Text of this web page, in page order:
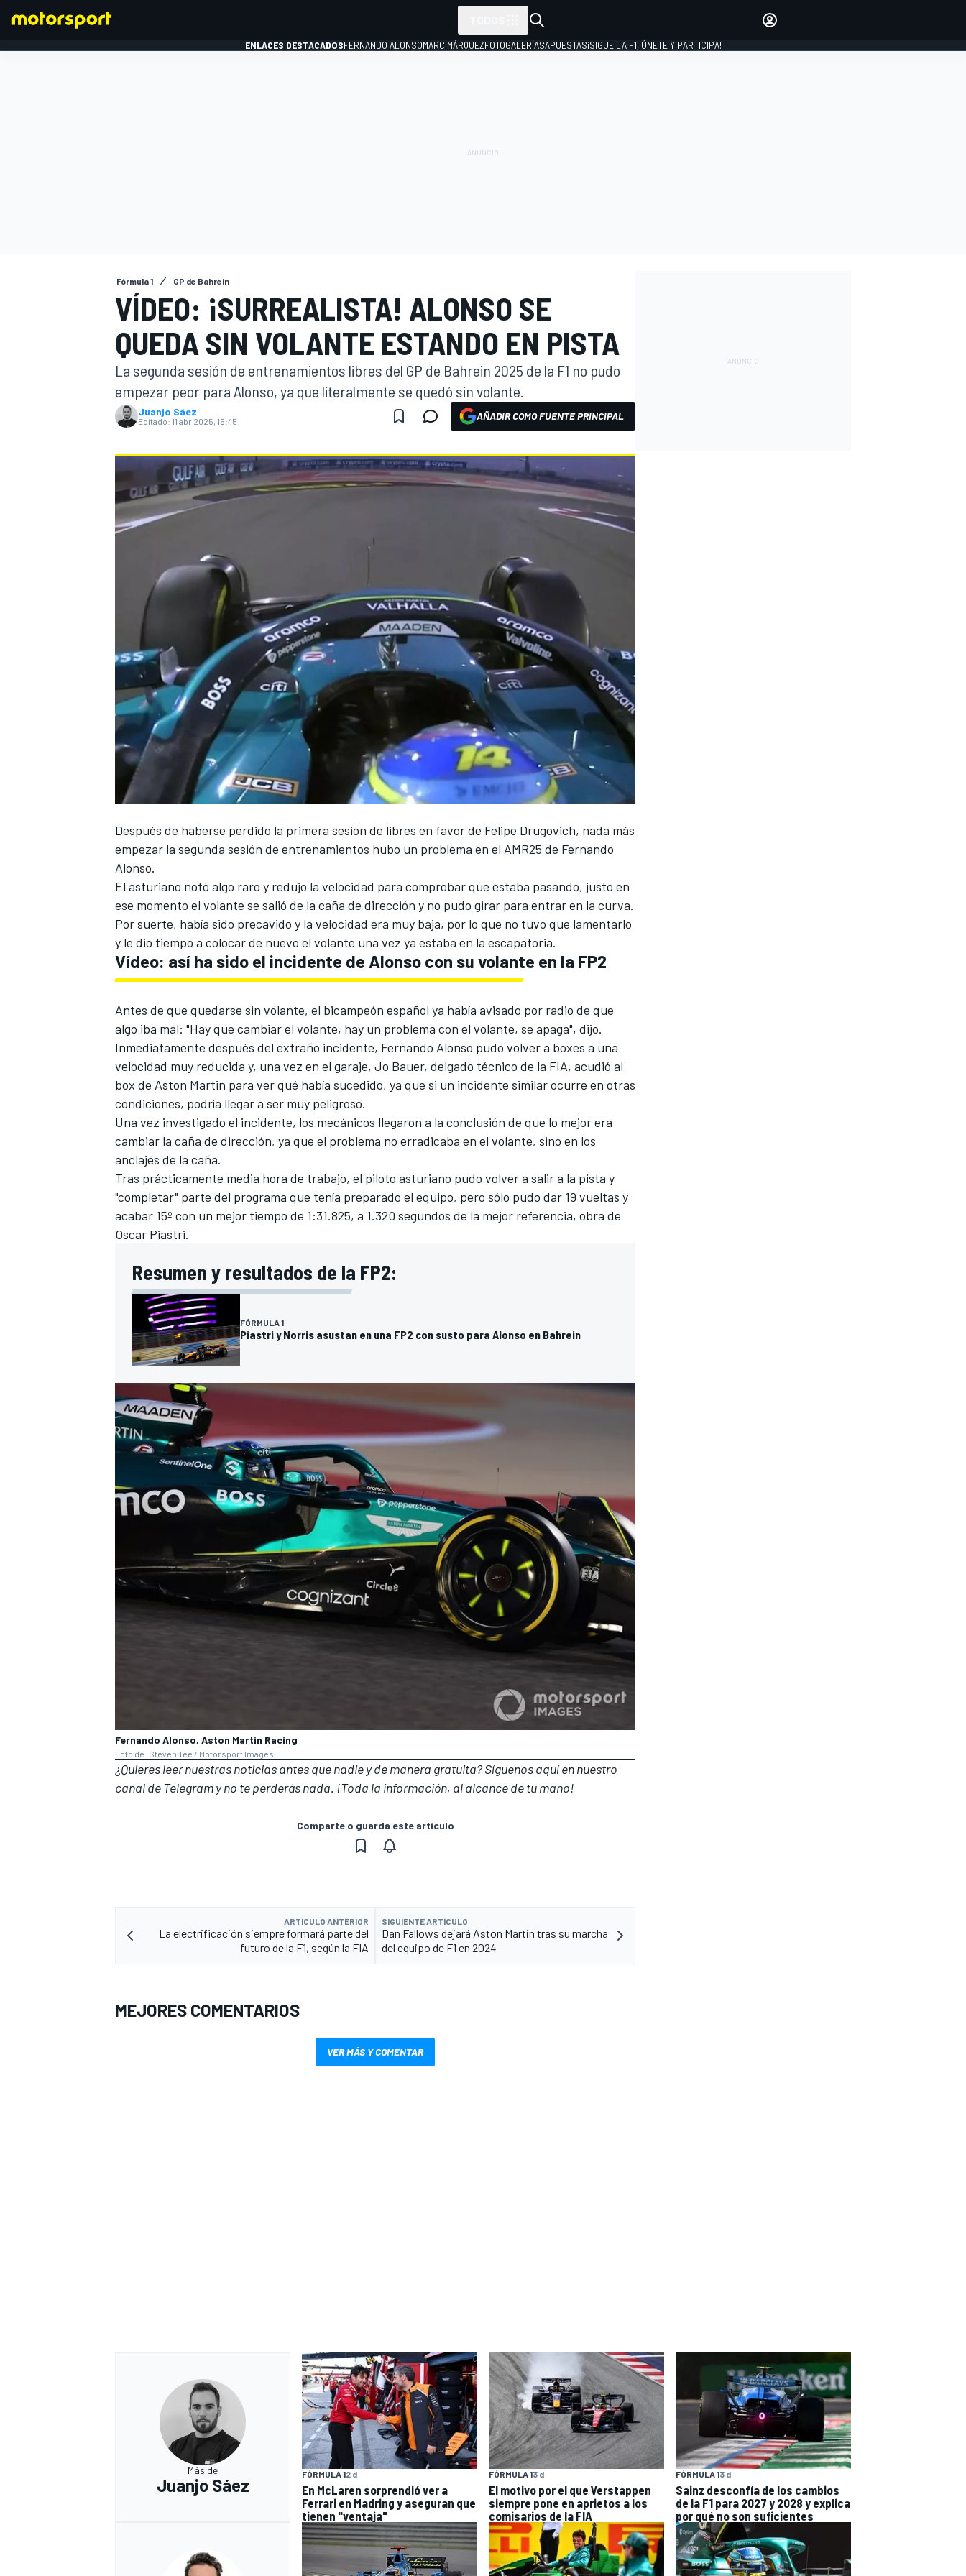
INDYCAR
ENLACES DESTACADOSFERNANDO ALONSOMARC MÁRQUEZFOTOGALERÍASAPUESTAS¡SIGUE LA F1, ÚNETE Y PARTICIPA!
Fórmula 1 GP de Bahrein
VÍDEO: ¡SURREALISTA! ALONSO SE
QUEDA SIN VOLANTE ESTANDO EN PISTA
La segunda sesión de entrenamientos libres del GP de Bahrein 2025 de la F1 no pudo
empezar peor para Alonso, ya que literalmente se quedó sin volante.
Juanjo Sáez
Editado: 11 abr 2025, 16:45 AÑADIR COMO FUENTE PRINCIPAL
Después de haberse perdido la primera sesión de libres en favor de Felipe Drugovich, nada más
empezar la segunda sesión de entrenamientos hubo un problema en el AMR25 de Fernando
Alonso.
El asturiano notó algo raro y redujo la velocidad para comprobar que estaba pasando, justo en
ese momento el volante se salió de la caña de dirección y no pudo girar para entrar en la curva.
Por suerte, había sido precavido y la velocidad era muy baja, por lo que no tuvo que lamentarlo
y le dio tiempo a colocar de nuevo el volante una vez ya estaba en la escapatoria.
Vídeo: así ha sido el incidente de Alonso con su volante en la FP2
Antes de que quedarse sin volante, el bicampeón español ya había avisado por radio de que
algo iba mal: "Hay que cambiar el volante, hay un problema con el volante, se apaga", dijo.
Inmediatamente después del extraño incidente, Fernando Alonso pudo volver a boxes a una
velocidad muy reducida y, una vez en el garaje, Jo Bauer, delgado técnico de la FIA, acudió al
box de Aston Martin para ver qué había sucedido, ya que si un incidente similar ocurre en otras
condiciones, podría llegar a ser muy peligroso.
Una vez investigado el incidente, los mecánicos llegaron a la conclusión de que lo mejor era
cambiar la caña de dirección, ya que el problema no erradicaba en el volante, sino en los
anclajes de la caña.
Tras prácticamente media hora de trabajo, el piloto asturiano pudo volver a salir a la pista y
"completar" parte del programa que tenía preparado el equipo, pero sólo pudo dar 19 vueltas y
acabar 15º con un mejor tiempo de 1:31.825, a 1.320 segundos de la mejor referencia, obra de
Oscar Piastri.
Resumen y resultados de la FP2:
FÓRMULA 1
Piastri y Norris asustan en una FP2 con susto para Alonso en Bahrein
Fernando Alonso, Aston Martin Racing
Foto de: Steven Tee / Motorsport Images
¿Quieres leer nuestras noticias antes que nadie y de manera gratuita? Síguenosaquí en nuestro
canal de Telegramy no te perderás nada. ¡Toda la información, al alcance de tu mano!
Comparte o guarda este artículo
ARTÍCULO ANTERIOR
La electrificación siempre formará parte del
futuro de la F1, según la FIA
SIGUIENTE ARTÍCULO
Dan Fallows dejará Aston Martin tras su marcha
del equipo de F1 en 2024
MEJORES COMENTARIOS
VER MÁS Y COMENTAR
Más de
Juanjo Sáez
FÓRMULA 12 d
En McLaren sorprendió ver a
Ferrari en Madring y aseguran que
tienen "ventaja"
FÓRMULA 13 d
El motivo por el que Verstappen
siempre pone en aprietos a los
comisarios de la FIA
FÓRMULA 13 d
Sainz desconfía de los cambios
de la F1 para 2027 y 2028 y explica
por qué no son suficientes